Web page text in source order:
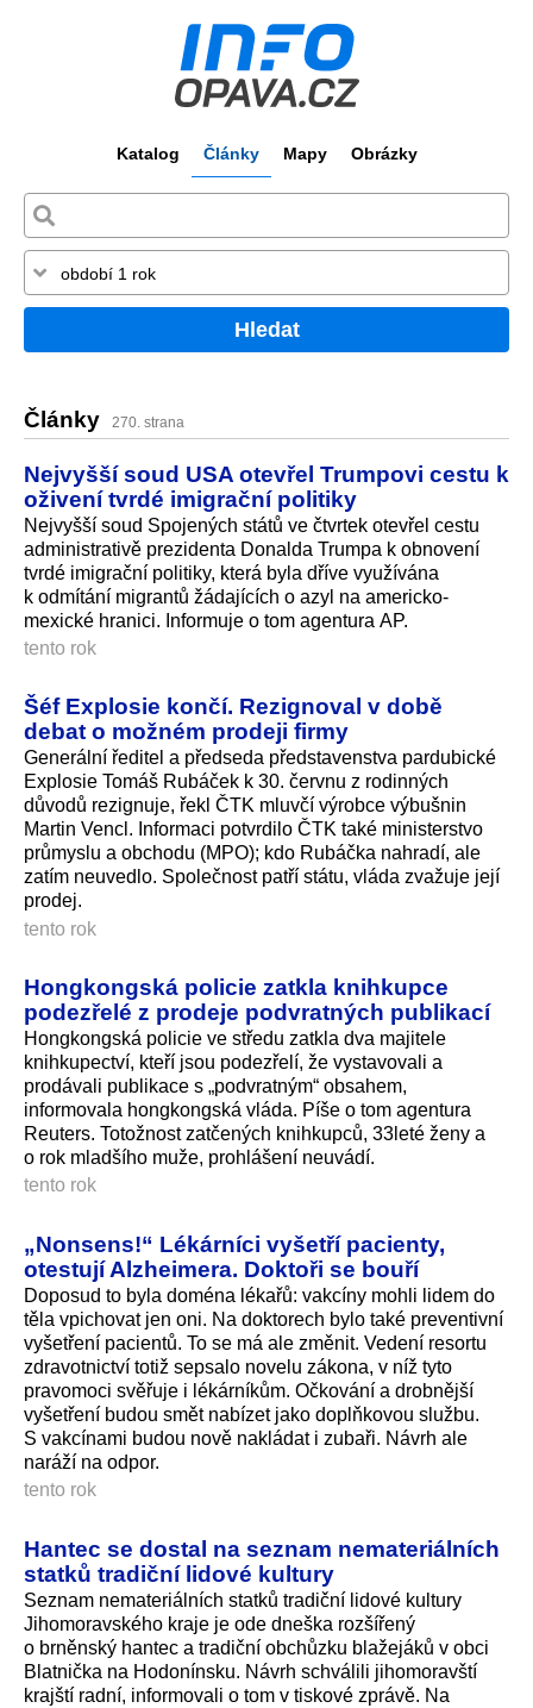
Katalog Články Mapy Obrázky
Hledat
Články 270. strana
Nejvyšší soud USA otevřel Trumpovi cestu k
oživení tvrdé imigrační politiky
Nejvyšší soud Spojených států ve čtvrtek otevřel cestu
administrativě prezidenta Donalda Trumpa k obnovení
tvrdé imigrační politiky, která byla dříve využívána
k odmítání migrantů žádajících o azyl na americko-
mexické hranici. Informuje o tom agentura AP.
tento rok
Šéf Explosie končí. Rezignoval v době
debat o možném prodeji firmy
Generální ředitel a předseda představenstva pardubické
Explosie Tomáš Rubáček k 30. červnu z rodinných
důvodů rezignuje, řekl ČTK mluvčí výrobce výbušnin
Martin Vencl. Informaci potvrdilo ČTK také ministerstvo
průmyslu a obchodu (MPO); kdo Rubáčka nahradí, ale
zatím neuvedlo. Společnost patří státu, vláda zvažuje její
prodej.
tento rok
Hongkongská policie zatkla knihkupce
podezřelé z prodeje podvratných publikací
Hongkongská policie ve středu zatkla dva majitele
knihkupectví, kteří jsou podezřelí, že vystavovali a
prodávali publikace s „podvratným“ obsahem,
informovala hongkongská vláda. Píše o tom agentura
Reuters. Totožnost zatčených knihkupců, 33leté ženy a
o rok mladšího muže, prohlášení neuvádí.
tento rok
„Nonsens!“ Lékárníci vyšetří pacienty,
otestují Alzheimera. Doktoři se bouří
Doposud to byla doména lékařů: vakcíny mohli lidem do
těla vpichovat jen oni. Na doktorech bylo také preventivní
vyšetření pacientů. To se má ale změnit. Vedení resortu
zdravotnictví totiž sepsalo novelu zákona, v níž tyto
pravomoci svěřuje i lékárníkům. Očkování a drobnější
vyšetření budou smět nabízet jako doplňkovou službu.
S vakcínami budou nově nakládat i zubaři. Návrh ale
naráží na odpor.
tento rok
Hantec se dostal na seznam nemateriálních
statků tradiční lidové kultury
Seznam nemateriálních statků tradiční lidové kultury
Jihomoravského kraje je ode dneška rozšířený
o brněnský hantec a tradiční obchůzku blažejáků v obci
Blatnička na Hodonínsku. Návrh schválili jihomoravští
krajští radní, informovali o tom v tiskové zprávě. Na